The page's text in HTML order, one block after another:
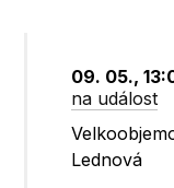
09. 05.,
na událost
Lednová